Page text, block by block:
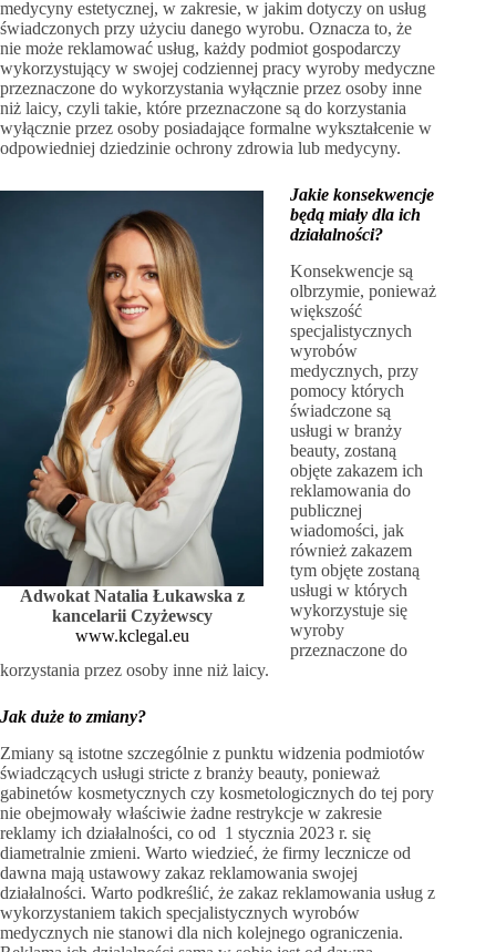
medycyny estetycznej, w zakresie, w jakim dotyczy on usług
świadczonych przy użyciu danego wyrobu. Oznacza to, że
nie może reklamować usług, każdy podmiot gospodarczy
wykorzystujący w swojej codziennej pracy wyroby medyczne
przeznaczone do wykorzystania wyłącznie przez osoby inne
niż laicy, czyli takie, które przeznaczone są do korzystania
wyłącznie przez osoby posiadające formalne wykształcenie w
odpowiedniej dziedzinie ochrony zdrowia lub medycyny.
Adwokat Natalia Łukawska z
kancelarii Czyżewscy
www.kclegal.eu
Jakie konsekwencje
będą miały dla ich
działalności?
Konsekwencje są
olbrzymie, ponieważ
większość
specjalistycznych
wyrobów
medycznych, przy
pomocy których
świadczone są
usługi w branży
beauty, zostaną
objęte zakazem ich
reklamowania do
publicznej
wiadomości, jak
również zakazem
tym objęte zostaną
usługi w których
wykorzystuje się
wyroby
przeznaczone do
korzystania przez osoby inne niż laicy.
Jak duże to zmiany?
Zmiany są istotne szczególnie z punktu widzenia podmiotów
świadczących usługi stricte z branży beauty, ponieważ
gabinetów kosmetycznych czy kosmetologicznych do tej pory
nie obejmowały właściwie żadne restrykcje w zakresie
reklamy ich działalności, co od 1 stycznia 2023 r. się
diametralnie zmieni. Warto wiedzieć, że firmy lecznicze od
dawna mają ustawowy zakaz reklamowania swojej
działalności. Warto podkreślić, że zakaz reklamowania usług z
wykorzystaniem takich specjalistycznych wyrobów
medycznych nie stanowi dla nich kolejnego ograniczenia.